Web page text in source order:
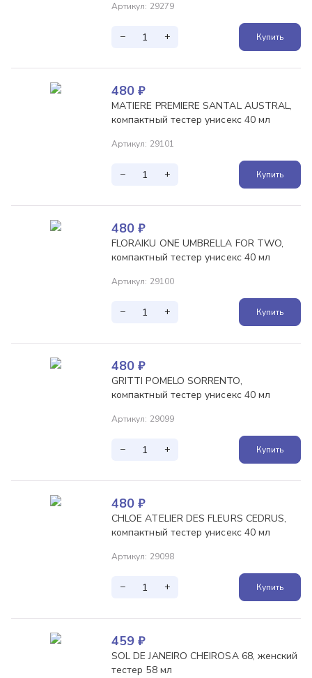
Артикул: 29279
− + Купить
480 ₽
MATIERE PREMIERE SANTAL AUSTRAL,
компактный тестер унисекс 40 мл
Артикул: 29101
− + Купить
480 ₽
FLORAIKU ONE UMBRELLA FOR TWO,
компактный тестер унисекс 40 мл
Артикул: 29100
− + Купить
480 ₽
GRITTI POMELO SORRENTO,
компактный тестер унисекс 40 мл
Артикул: 29099
− + Купить
480 ₽
CHLOE ATELIER DES FLEURS CEDRUS,
компактный тестер унисекс 40 мл
Артикул: 29098
− + Купить
459 ₽
SOL DE JANEIRO CHEIROSA 68, женский
тестер 58 мл